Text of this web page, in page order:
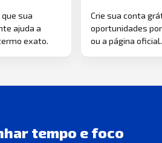
sua
ajuda a
exato.
Crie sua conta
oportunidades
ou a página oficial.
tempo e foco